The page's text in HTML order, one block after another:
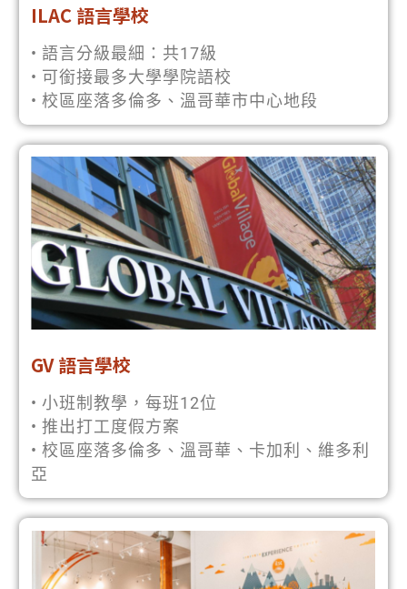
ILAC 語言學校
• 語言分級最細：共17級
• 可銜接最多大學學院語校
• 校區座落多倫多、溫哥華市中心地段
GV 語言學校
• 小班制教學，每班12位
• 推出打工度假方案
• 校區座落多倫多、溫哥華、卡加利、維多利
亞